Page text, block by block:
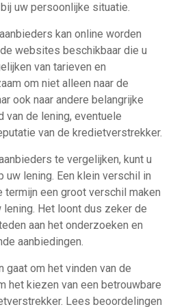
uw persoonlijke situatie.
kan online worden
websites beschikbaar die u
van tarieven en
om niet alleen naar de
ook naar andere belangrijke
de lening, eventuele
van de kredietverstrekker.
te vergelijken, kunt u
lening. Een klein verschil in
termijn een groot verschil maken
Het loont dus zeker de
aan het onderzoeken en
aanbiedingen.
gaat om het vinden van de
het kiezen van een betrouwbare
Lees beoordelingen